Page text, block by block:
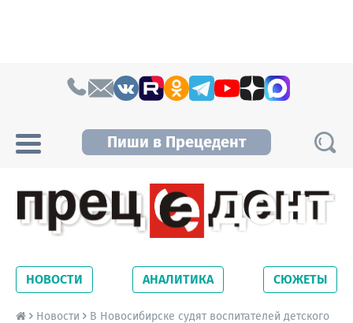
Пиши в Прецедент
Новосибирской области. Читайте свежие
новости на сайте сетевого издания
Precedent.
НОВОСТИ АНАЛИТИКА СЮЖЕТЫ
Новости
В Новосибирске судят воспитателей детского